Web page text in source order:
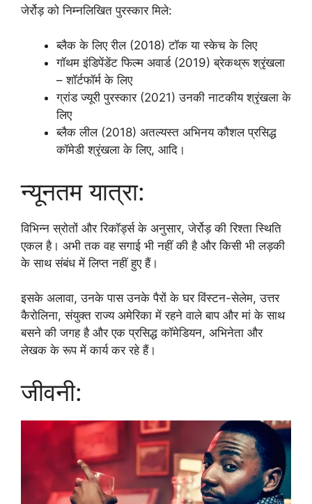
जेर्रोड़ को निम्नलिखित पुरस्कार मिले:
ब्लैक के लिए रील (2018) टॉक या स्केच के लिए
गॉथम इंडिपेंडेंट फिल्म अवार्ड (2019) ब्रेकथ्रू श्रृंखला
– शॉर्टफॉर्म के लिए
ग्रांड ज्यूरी पुरस्कार (2021) उनकी नाटकीय श्रृंखला के
लिए
ब्लैक लील (2018) अतल्यस्त अभिनय कौशल प्रसिद्ध
कॉमेडी श्रृंखला के लिए, आदि।
न्यूनतम यात्रा:
विभिन्न स्रोतों और रिकॉर्ड्स के अनुसार, जेर्रोड़ की रिश्ता स्थिति
एकल है। अभी तक वह सगाई भी नहीं की है और किसी भी लड़की
के साथ संबंध में लिप्त नहीं हुए हैं।
इसके अलावा, उनके पास उनके पैरों के घर विंस्टन-सेलेम, उत्तर
कैरोलिना, संयुक्त राज्य अमेरिका में रहने वाले बाप और मां के साथ
बसने की जगह है और एक प्रसिद्ध कॉमेडियन, अभिनेता और
लेखक के रूप में कार्य कर रहे हैं।
जीवनी: